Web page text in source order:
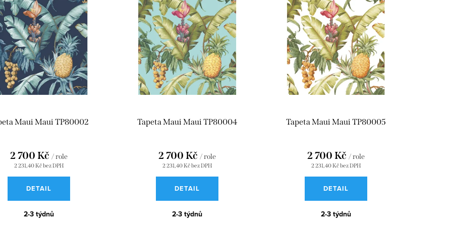
Maui Maui TP80002
2 231,40 Kč bez DPH
2 700 Kč / role
DETAIL
2-3 týdnů
Tapeta Maui Maui TP80004
2 231,40 Kč bez DPH
2 700 Kč/ role
DETAIL
2-3 týdnů
Tapeta Maui Maui TP80005
2 231,40 Kč bez DPH
2 700 Kč / role
DETAIL
2-3 týdnů